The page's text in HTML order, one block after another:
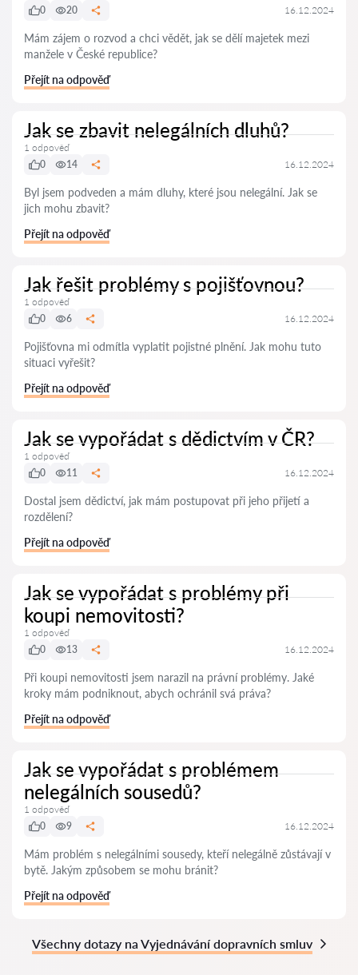
0
20 16.12.2024
Mám zájem o rozvod a chci vědět, jak se dělí majetek mezi
manžele v České republice?
Přejít na odpověď
Jak se zbavit nelegálních dluhů?
1 odpověď
0
14 16.12.2024
Byl jsem podveden a mám dluhy, které jsou nelegální. Jak se
jich mohu zbavit?
Přejít na odpověď
Jak řešit problémy s pojišťovnou?
1 odpověď
0
6 16.12.2024
Pojišťovna mi odmítla vyplatit pojistné plnění. Jak mohu tuto
situaci vyřešit?
Přejít na odpověď
Jak se vypořádat s dědictvím v ČR?
1 odpověď
0
11 16.12.2024
Dostal jsem dědictví, jak mám postupovat při jeho přijetí a
rozdělení?
Přejít na odpověď
Jak se vypořádat s problémy při
koupi nemovitosti?
1 odpověď
0
13 16.12.2024
Při koupi nemovitosti jsem narazil na právní problémy. Jaké
kroky mám podniknout, abych ochránil svá práva?
Přejít na odpověď
Jak se vypořádat s problémem
nelegálních sousedů?
1 odpověď
0
9 16.12.2024
Mám problém s nelegálními sousedy, kteří nelegálně zůstávají v
bytě. Jakým způsobem se mohu bránit?
Přejít na odpověď
Všechny dotazy na Vyjednávání dopravních smluv